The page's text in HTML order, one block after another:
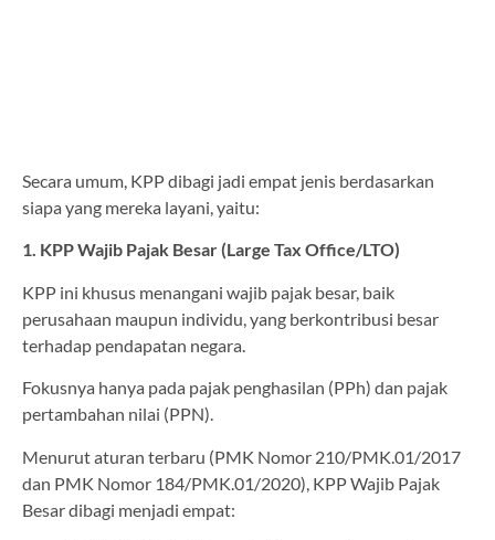
Secara umum, KPP dibagi jadi empat jenis berdasarkan
siapa yang mereka layani, yaitu:
1. KPP Wajib Pajak Besar (Large Tax Office/LTO)
KPP ini khusus menangani wajib pajak besar, baik
perusahaan maupun individu, yang berkontribusi besar
terhadap pendapatan negara.
Fokusnya hanya pada pajak penghasilan (PPh) dan pajak
pertambahan nilai (PPN).
Menurut aturan terbaru (PMK Nomor 210/PMK.01/2017
dan PMK Nomor 184/PMK.01/2020), KPP Wajib Pajak
Besar dibagi menjadi empat: